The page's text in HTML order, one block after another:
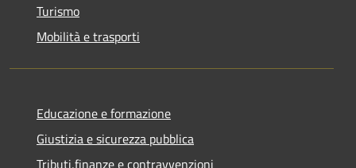
Turismo
Mobilità e trasporti
Educazione e formazione
Giustizia e sicurezza pubblica
Tributi,finanze e contravvenzioni